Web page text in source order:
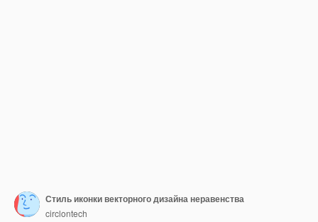
Стиль иконки векторного дизайна неравенства
circlontech